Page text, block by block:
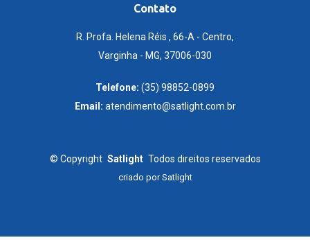
Contato
R. Profa. Helena Réis , 66-A - Centro,
Varginha - MG, 37006-030
Telefone: (35) 98852-0899
Email: atendimento@satlight.com.br
© Copyright Satlight Todos direitos reservados
criado porSatlight